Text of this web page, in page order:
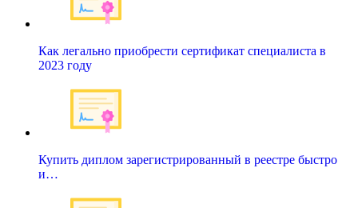
Как легально приобрести сертификат специалиста в
2023 году
Купить диплом зарегистрированный в реестре быстро
и…